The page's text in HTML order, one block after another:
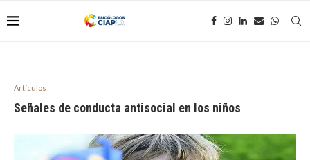
Artículos
Señales de conducta antisocial en los niños